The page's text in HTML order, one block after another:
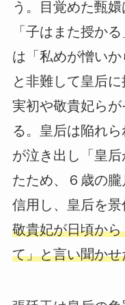
う。目覚めた甄
「子はまた授か
は「私めが憎いか
と非難して皇后
実初や敬貴妃ら
る。皇后は陥れ
が泣き出し「皇
たため、６歳の
信用し、皇后を景
敬貴妃が日頃か
て」と言い聞か